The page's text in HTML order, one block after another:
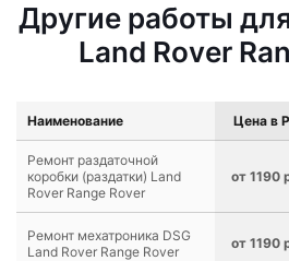
Другие работы
Land Rover
Наименование Цена в
Ремонт раздаточной
коробки (раздатки) Land
Rover Range Rover
от 1190
Ремонт мехатроника DSG
Land Rover Range Rover
от 1190